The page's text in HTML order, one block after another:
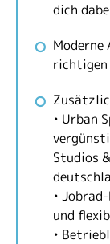
dich
Moderne
richtigen
• Urban
Studios
•
und
•